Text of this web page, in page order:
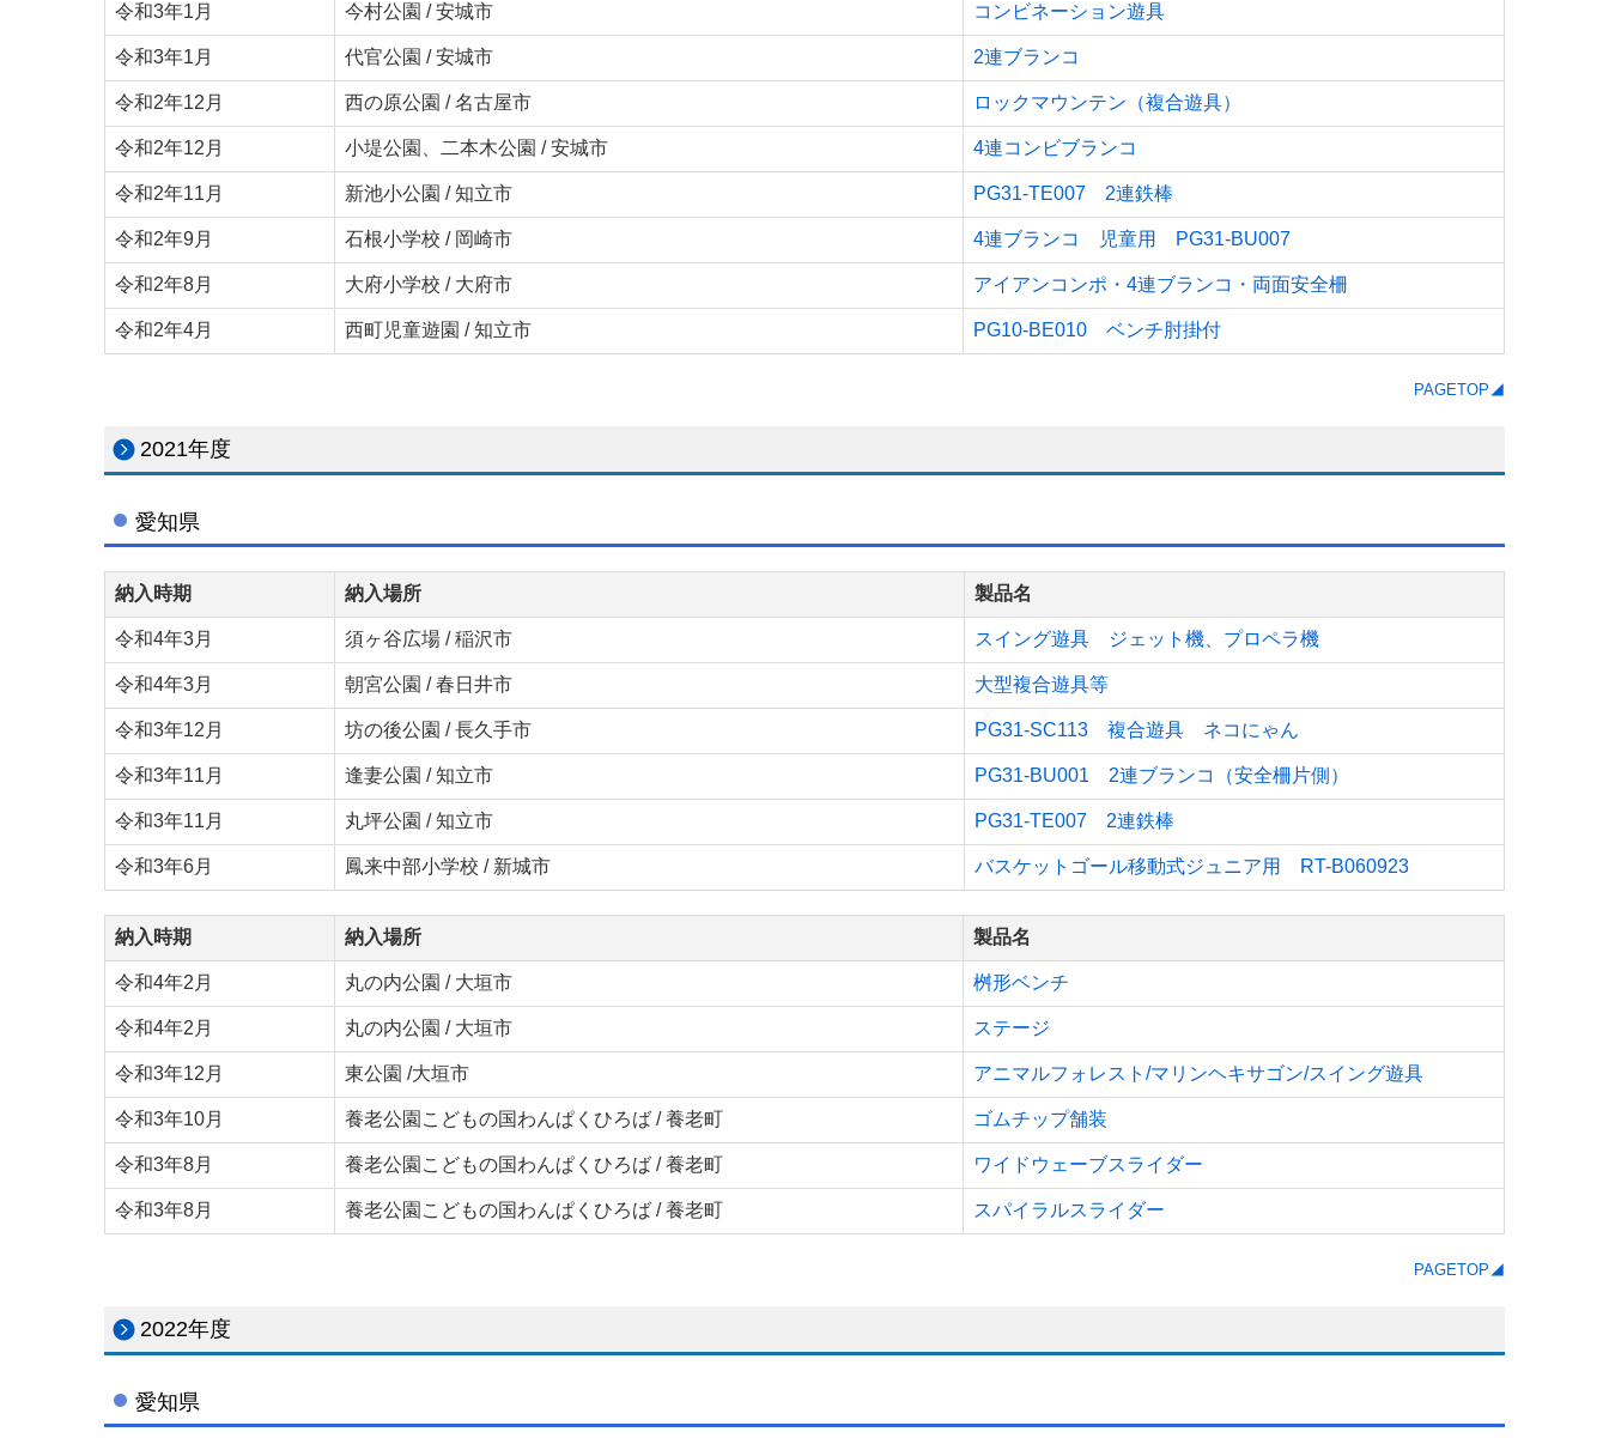
令和3年1月 今村公園 / 安城市 コンビネーション遊具
令和3年1月 代官公園 / 安城市 2連ブランコ
令和2年12月 西の原公園 / 名古屋市 ロックマウンテン（複合遊具）
令和2年12月 小堤公園、二本木公園 / 安城市 4連コンビブランコ
令和2年11月 新池小公園 / 知立市 PG31-TE007 2連鉄棒
令和2年9月 石根小学校 / 岡崎市 4連ブランコ 児童用 PG31-BU007
令和2年8月 大府小学校 / 大府市 アイアンコンポ・4連ブランコ・両面安全柵
令和2年4月 西町児童遊園 / 知立市 PG10-BE010 ベンチ肘掛付
PAGETOP◢
2021年度
愛知県
納入時期 納入場所 製品名
令和4年3月 須ヶ谷広場 / 稲沢市 スイング遊具 ジェット機、プロペラ機
令和4年3月 朝宮公園 / 春日井市 大型複合遊具等
令和3年12月 坊の後公園 / 長久手市 PG31-SC113 複合遊具 ネコにゃん
令和3年11月 逢妻公園 / 知立市 PG31-BU001 2連ブランコ（安全柵片側）
令和3年11月 丸坪公園 / 知立市 PG31-TE007 2連鉄棒
令和3年6月 鳳来中部小学校 / 新城市 バスケットゴール移動式ジュニア用 RT-B060923
納入時期 納入場所 製品名
令和4年2月 丸の内公園 / 大垣市 桝形ベンチ
令和4年2月 丸の内公園 / 大垣市 ステージ
令和3年12月 東公園 /大垣市 アニマルフォレスト/マリンヘキサゴン/スイング遊具
令和3年10月 養老公園こどもの国わんぱくひろば / 養老町 ゴムチップ舗装
令和3年8月 養老公園こどもの国わんぱくひろば / 養老町 ワイドウェーブスライダー
令和3年8月 養老公園こどもの国わんぱくひろば / 養老町 スパイラルスライダー
PAGETOP◢
2022年度
愛知県